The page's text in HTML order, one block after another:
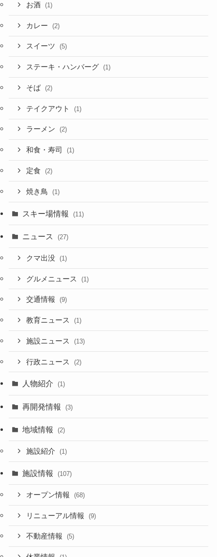
お酒 (1)
カレー (2)
スイーツ (5)
ステーキ・ハンバーグ (1)
そば (2)
テイクアウト (1)
ラーメン (2)
和食・寿司 (1)
定食 (2)
焼き鳥 (1)
スキー場情報 (11)
ニュース (27)
クマ出没 (1)
グルメニュース (1)
交通情報 (9)
教育ニュース (1)
施設ニュース (13)
行政ニュース (2)
人物紹介 (1)
再開発情報 (3)
地域情報 (2)
施設紹介 (1)
施設情報 (107)
オープン情報 (68)
リニューアル情報 (9)
不動産情報 (5)